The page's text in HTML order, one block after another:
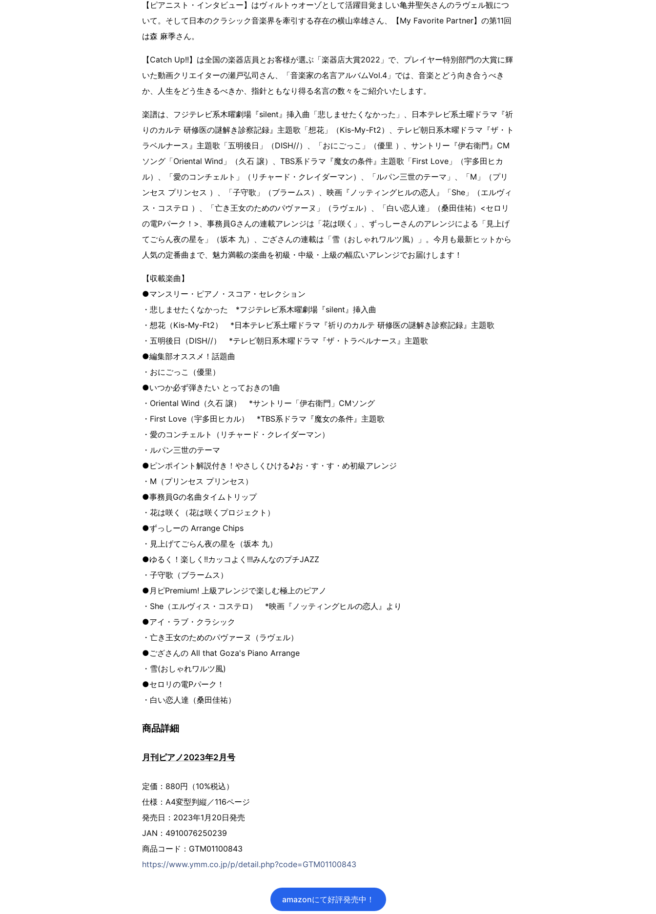
【ピアニスト・インタビュー】はヴィルトゥオーゾとして活躍目覚ましい亀井聖矢さんのラヴェル観につ
いて。そして日本のクラシック音楽界を牽引する存在の横山幸雄さん、【My Favorite Partner】の第11回
は森 麻季さん。
【Catch Up!!】は全国の楽器店員とお客様が選ぶ「楽器店大賞2022」で、プレイヤー特別部門の大賞に輝
いた動画クリエイターの瀬戸弘司さん、「音楽家の名言アルバムVol.4」では、音楽とどう向き合うべき
か、人生をどう生きるべきか、指針ともなり得る名言の数々をご紹介いたします。
楽譜は、フジテレビ系木曜劇場『silent』挿入曲「悲しませたくなかった」、日本テレビ系土曜ドラマ『祈
りのカルテ 研修医の謎解き診察記録』主題歌「想花」（Kis-My-Ft2）、テレビ朝日系木曜ドラマ『ザ・ト
ラベルナース』主題歌「五明後日」（DISH//）、「おにごっこ」（優里 ）、サントリー『伊右衛門』CM
ソング「Oriental Wind」（久石 譲）、TBS系ドラマ『魔女の条件』主題歌「First Love」（宇多田ヒカ
ル）、「愛のコンチェルト」（リチャード・クレイダーマン）、「ルパン三世のテーマ」、「M」（プリ
ンセス プリンセス ）、「子守歌」（ブラームス）、映画『ノッティングヒルの恋人』「She」（エルヴィ
ス・コステロ ）、「亡き王女のためのパヴァーヌ」（ラヴェル）、「白い恋人達」（桑田佳祐）<セロリ
の電Pパーク！>、事務員Gさんの連載アレンジは「花は咲く」、ずっしーさんのアレンジによる「見上げ
てごらん夜の星を」（坂本 九）、ござさんの連載は「雪（おしゃれワルツ風）」。今月も最新ヒットから
人気の定番曲まで、魅力満載の楽曲を初級・中級・上級の幅広いアレンジでお届けします！
【収載楽曲】
●マンスリー・ピアノ・スコア・セレクション
・悲しませたくなかった *フジテレビ系木曜劇場『silent』挿入曲
・想花（Kis-My-Ft2） *日本テレビ系土曜ドラマ『祈りのカルテ 研修医の謎解き診察記録』主題歌
・五明後日（DISH//） *テレビ朝日系木曜ドラマ『ザ・トラベルナース』主題歌
●編集部オススメ！話題曲
・おにごっこ（優里）
●いつか必ず弾きたい とっておきの1曲
・Oriental Wind（久石 譲） *サントリー「伊右衛門」CMソング
・First Love（宇多田ヒカル） *TBS系ドラマ『魔女の条件』主題歌
・愛のコンチェルト（リチャード・クレイダーマン）
・ルパン三世のテーマ
●ピンポイント解説付き！やさしくひける♪お・す・す・め初級アレンジ
・M（プリンセス プリンセス）
●事務員Gの名曲タイムトリップ
・花は咲く（花は咲くプロジェクト）
●ずっしーの Arrange Chips
・見上げてごらん夜の星を（坂本 九）
●ゆるく！楽しく!!カッコよく!!!みんなのプチJAZZ
・子守歌（ブラームス）
●月ピPremium! 上級アレンジで楽しむ極上のピアノ
・She（エルヴィス・コステロ） *映画『ノッティングヒルの恋人』より
●アイ・ラブ・クラシック
・亡き王女のためのパヴァーヌ（ラヴェル）
●ござさんの All that Goza's Piano Arrange
・雪(おしゃれワルツ風)
●セロリの電Pパーク！
・白い恋人達（桑田佳祐）
商品詳細
月刊ピアノ2023年2月号
定価：880円（10%税込）
仕様：A4変型判縦／116ページ
発売日：2023年1月20日発売
JAN：4910076250239
商品コード：GTM01100843
https://www.ymm.co.jp/p/detail.php?code=GTM01100843
amazonにて好評発売中！